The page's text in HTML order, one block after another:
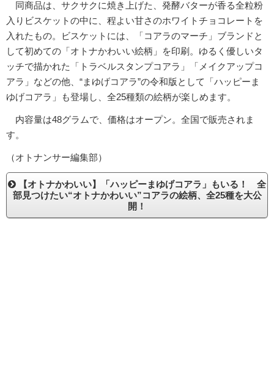
同商品は、サクサクに焼き上げた、発酵バターが香る全粒粉
入りビスケットの中に、程よい甘さのホワイトチョコレートを
入れたもの。ビスケットには、「コアラのマーチ」ブランドと
して初めての「オトナかわいい絵柄」を印刷。ゆるく優しいタ
ッチで描かれた「トラベルスタンプコアラ」「メイクアップコ
アラ」などの他、“まゆげコアラ”の令和版として「ハッピーま
ゆげコアラ」も登場し、全25種類の絵柄が楽しめます。
内容量は48グラムで、価格はオープン。全国で販売されま
す。
（オトナンサー編集部）
【オトナかわいい】「ハッピーまゆげコアラ」もいる！ 全
部見つけたい“オトナかわいい”コアラの絵柄、全25種を大公
開！